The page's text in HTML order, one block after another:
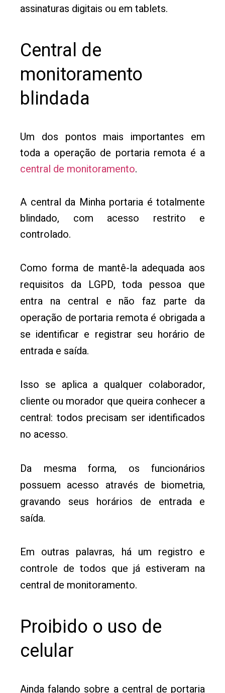
assinaturas digitais ou em tablets.
Central de
monitoramento
blindada
Um dos pontos mais importantes em
toda a operação de portaria remota é a
central de monitoramento.
A central da Minha portaria é totalmente
blindado, com acesso restrito e
controlado.
Como forma de mantê-la adequada aos
requisitos da LGPD, toda pessoa que
entra na central e não faz parte da
operação de portaria remota é obrigada a
se identificar e registrar seu horário de
entrada e saída.
Isso se aplica a qualquer colaborador,
cliente ou morador que queira conhecer a
central: todos precisam ser identificados
no acesso.
Da mesma forma, os funcionários
possuem acesso através de biometria,
gravando seus horários de entrada e
saída.
Em outras palavras, há um registro e
controle de todos que já estiveram na
central de monitoramento.
Proibido o uso de
celular
Ainda falando sobre a central de portaria